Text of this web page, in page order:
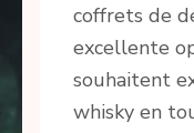
coffrets de
excellente
souhaitent
whisky en